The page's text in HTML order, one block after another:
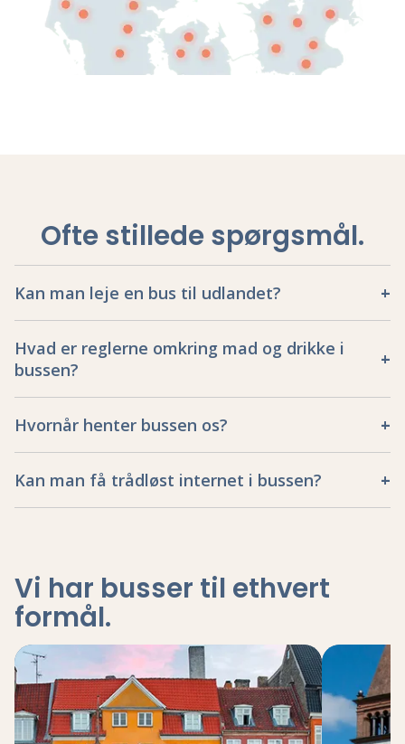
Ofte stillede spørgsmål.
Kan man leje en bus til udlandet?
Hvad er reglerne omkring mad og drikke i
bussen?
Hvornår henter bussen os?
Kan man få trådløst internet i bussen?
Vi har busser til ethvert
formål.